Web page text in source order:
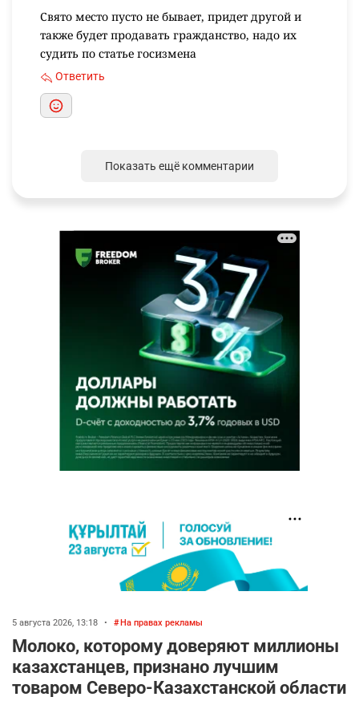
Свято место пусто не бывает, придет другой и
также будет продавать гражданство, надо их
судить по статье госизмена
Ответить
Показать ещё комментарии
5 августа 2026, 13:18 • На правах рекламы
Молоко, которому доверяют миллионы
казахстанцев, признано лучшим
товаром Северо-Казахстанской области